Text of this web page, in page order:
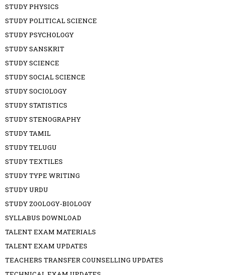
STUDY PHYSICS
STUDY POLITICAL SCIENCE
STUDY PSYCHOLOGY
STUDY SANSKRIT
STUDY SCIENCE
STUDY SOCIAL SCIENCE
STUDY SOCIOLOGY
STUDY STATISTICS
STUDY STENOGRAPHY
STUDY TAMIL
STUDY TELUGU
STUDY TEXTILES
STUDY TYPE WRITING
STUDY URDU
STUDY ZOOLOGY-BIOLOGY
SYLLABUS DOWNLOAD
TALENT EXAM MATERIALS
TALENT EXAM UPDATES
TEACHERS TRANSFER COUNSELLING UPDATES